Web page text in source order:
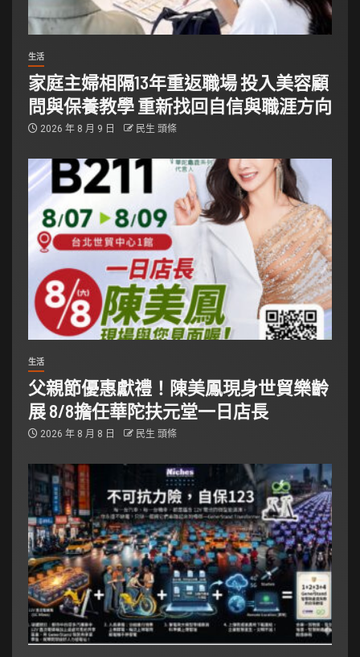
生活
家庭主婦相隔13年重返職場 投入美容顧
問與保養教學 重新找回自信與職涯方向
2026 年 8 月 9 日 民生 頭條
生活
父親節優惠獻禮！陳美鳳現身世貿樂齡
展 8/8擔任華陀扶元堂一日店長
2026 年 8 月 8 日 民生 頭條